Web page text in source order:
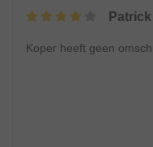
Patrick
Koper heeft geen